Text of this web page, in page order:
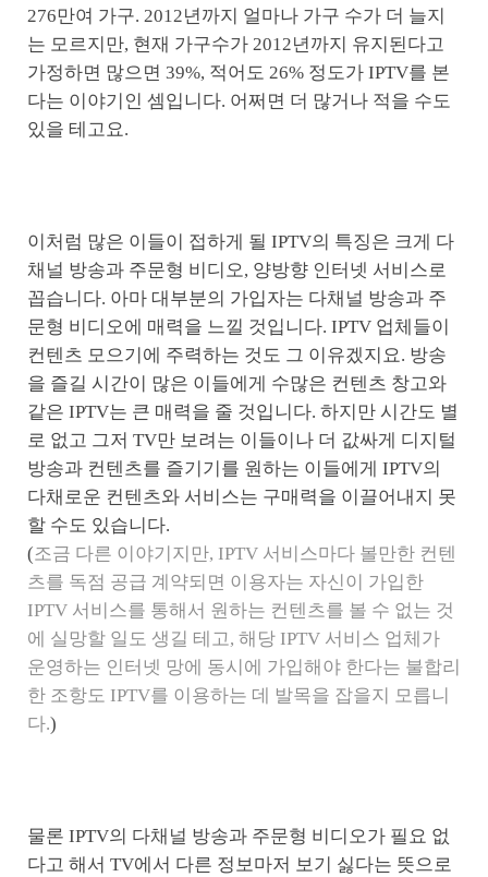
276만여 가구. 2012년까지 얼마나 가구 수가 더 늘지
는 모르지만, 현재 가구수가 2012년까지 유지된다고
가정하면 많으면 39%, 적어도 26% 정도가 IPTV를 본
다는 이야기인 셈입니다. 어쩌면 더 많거나 적을 수도
있을 테고요.
이처럼 많은 이들이 접하게 될 IPTV의 특징은 크게 다
채널 방송과 주문형 비디오, 양방향 인터넷 서비스로
꼽습니다. 아마 대부분의 가입자는 다채널 방송과 주
문형 비디오에 매력을 느낄 것입니다. IPTV 업체들이
컨텐츠 모으기에 주력하는 것도 그 이유겠지요. 방송
을 즐길 시간이 많은 이들에게 수많은 컨텐츠 창고와
같은 IPTV는 큰 매력을 줄 것입니다. 하지만 시간도 별
로 없고 그저 TV만 보려는 이들이나 더 값싸게 디지털
방송과 컨텐츠를 즐기기를 원하는 이들에게 IPTV의
다채로운 컨텐츠와 서비스는 구매력을 이끌어내지 못
할 수도 있습니다.
(조금 다른 이야기지만, IPTV 서비스마다 볼만한 컨텐
츠를 독점 공급 계약되면 이용자는 자신이 가입한
IPTV 서비스를 통해서 원하는 컨텐츠를 볼 수 없는 것
에 실망할 일도 생길 테고, 해당 IPTV 서비스 업체가
운영하는 인터넷 망에 동시에 가입해야 한다는 불합리
한 조항도 IPTV를 이용하는 데 발목을 잡을지 모릅니
다.)
물론 IPTV의 다채널 방송과 주문형 비디오가 필요 없
다고 해서 TV에서 다른 정보마저 보기 싫다는 뜻으로